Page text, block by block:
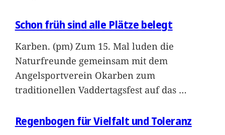
Schon früh sind alle Plätze belegt
Karben. (pm) Zum 15. Mal luden die
Naturfreunde gemeinsam mit dem
Angelsportverein Okarben zum
traditionellen Vaddertagsfest auf das …
Regenbogen für Vielfalt und Toleranz